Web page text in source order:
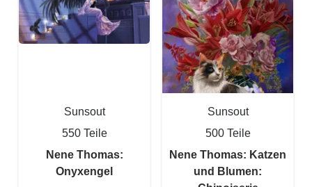
Sunsout
550 Teile
Nene Thomas:
Onyxengel
Sunsout
500 Teile
Nene Thomas: Katzen
und Blumen: